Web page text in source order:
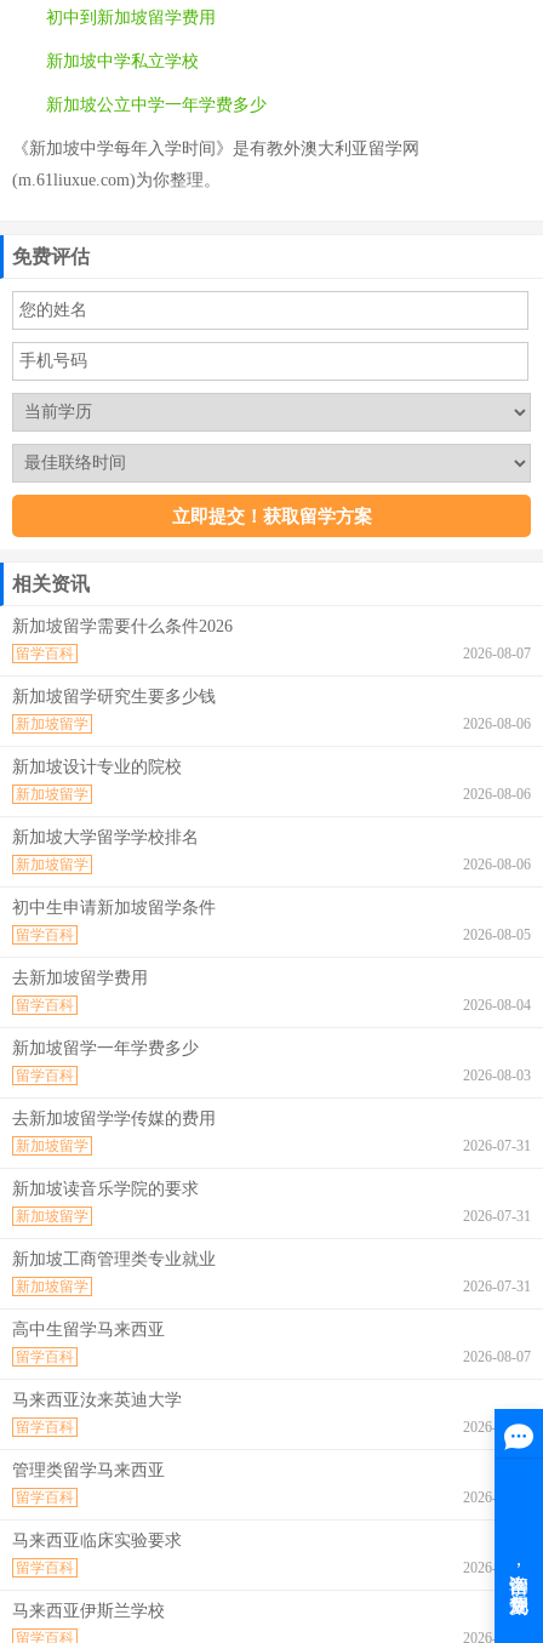
初中到新加坡留学费用
新加坡中学私立学校
新加坡公立中学一年学费多少
《新加坡中学每年入学时间》是有教外澳大利亚留学网
(m.61liuxue.com)为你整理。
免费评估
相关资讯
新加坡留学需要什么条件2026
2026-08-07
留学百科
新加坡留学研究生要多少钱
2026-08-06
新加坡留学
新加坡设计专业的院校
2026-08-06
新加坡留学
新加坡大学留学学校排名
2026-08-06
新加坡留学
初中生申请新加坡留学条件
2026-08-05
留学百科
去新加坡留学费用
2026-08-04
留学百科
新加坡留学一年学费多少
2026-08-03
留学百科
去新加坡留学学传媒的费用
2026-07-31
新加坡留学
新加坡读音乐学院的要求
2026-07-31
新加坡留学
新加坡工商管理类专业就业
2026-07-31
新加坡留学
高中生留学马来西亚
2026-08-07
留学百科
马来西亚汝来英迪大学
2026-08-07
留学百科
管理类留学马来西亚
2026-08-07
留学百科
马来西亚临床实验要求
2026-08-07
留学百科
马来西亚伊斯兰学校
2026-08-07
留学百科